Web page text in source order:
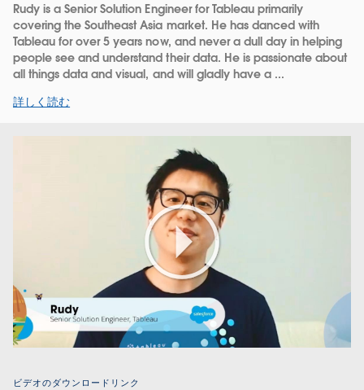
Rudy is a Senior Solution Engineer for Tableau primarily
covering the Southeast Asia market. He has danced with
Tableau for over 5 years now, and never a dull day in helping
people see and understand their data. He is passionate about
all things data and visual, and will gladly have a ...
詳しく読む
Play
Video
ビデオのダウンロードリンク